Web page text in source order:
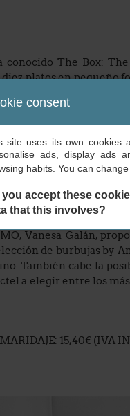
The Box:
platos en pequeño
a 14hrs.
The Box ofrece
y saladas,
destacan brioche con
y su tarta de queso
Vanesa Galán,
de burbujas by
También cabe la
a elegir entre los
15,40€ (IVA
consent
site uses its own cookies
ads, display ads
habits. You can
you accept these
that this involves?